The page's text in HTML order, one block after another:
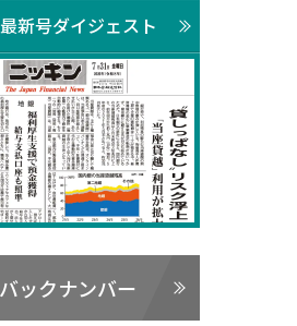
新号ダイジェスト
ックナンバー